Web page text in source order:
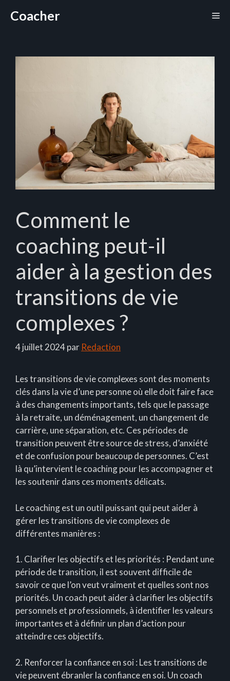
Coacher
Comment le
coaching peut-il
aider à la gestion des
transitions de vie
complexes ?
4 juillet 2024par Redaction
Les transitions de vie complexes sont des moments
clés dans la vie d’une personne où elle doit faire face
à des changements importants, tels que le passage
à la retraite, un déménagement, un changement de
carrière, une séparation, etc. Ces périodes de
transition peuvent être source de stress, d’anxiété
et de confusion pour beaucoup de personnes. C’est
là qu’intervient le coaching pour les accompagner et
les soutenir dans ces moments délicats.
Le coaching est un outil puissant qui peut aider à
gérer les transitions de vie complexes de
différentes manières :
1. Clarifier les objectifs et les priorités : Pendant une
période de transition, il est souvent difficile de
savoir ce que l’on veut vraiment et quelles sont nos
priorités. Un coach peut aider à clarifier les objectifs
personnels et professionnels, à identifier les valeurs
importantes et à définir un plan d’action pour
atteindre ces objectifs.
2. Renforcer la confiance en soi : Les transitions de
vie peuvent ébranler la confiance en soi. Un coach